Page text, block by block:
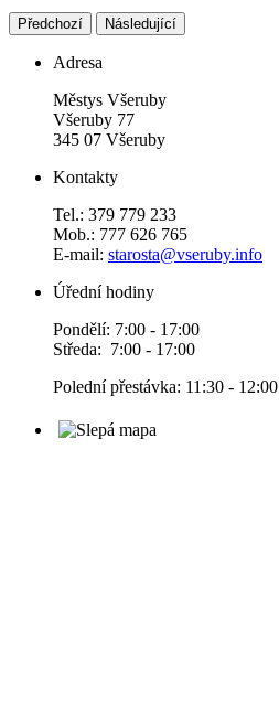
Předchozí Následující
Adresa
Městys Všeruby
Všeruby 77
345 07 Všeruby
Kontakty
Tel.: 379 779 233
Mob.: 777 626 765
E-mail: starosta@vseruby.info
Úřední hodiny
Pondělí: 7:00 - 17:00
Středa: 7:00 - 17:00
Polední přestávka: 11:30 - 12:00